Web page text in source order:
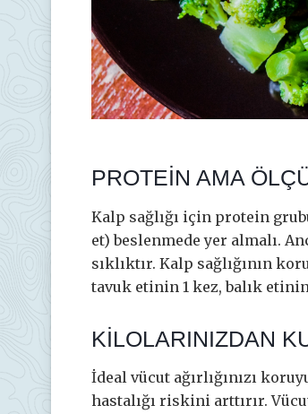
PROTEİN AMA
Kalp sağlığı için protein
et) beslenmede yer almalı.
sıklıktır. Kalp sağlığının
tavuk etinin 1 kez, balık
KİLOLARINIZDAN
İdeal vücut ağırlığınızı
hastalığı riskini arttırır.